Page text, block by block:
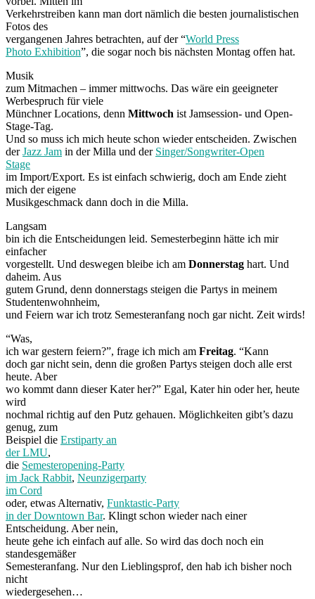
Verkehrstreiben kann man dort nämlich die besten journalistischen
Fotos des
vergangenen Jahres betrachten, auf der “World Press
Photo Exhibition”, die sogar noch bis nächsten Montag offen hat.
Musik
zum Mitmachen – immer mittwochs. Das wäre ein geeigneter
Werbespruch für viele
Münchner Locations, denn Mittwoch ist Jamsession- und Open-
Stage-Tag.
Und so muss ich mich heute schon wieder entscheiden. Zwischen
derJazz Jam in der Milla und der Singer/Songwriter-Open
Stage
im Import/Export. Es ist einfach schwierig, doch am Ende zieht
mich der eigene
Musikgeschmack dann doch in die Milla.
Langsam
bin ich die Entscheidungen leid. Semesterbeginn hätte ich mir
einfacher
vorgestellt. Und deswegen bleibe ich am Donnerstag hart. Und
daheim. Aus
gutem Grund, denn donnerstags steigen die Partys in meinem
Studentenwohnheim,
und Feiern war ich trotz Semesteranfang noch gar nicht. Zeit wirds!
“Was,
ich war gestern feiern?”, frage ich mich am Freitag. “Kann
doch gar nicht sein, denn die großen Partys steigen doch alle erst
heute. Aber
wo kommt dann dieser Kater her?” Egal, Kater hin oder her, heute
wird
nochmal richtig auf den Putz gehauen. Möglichkeiten gibt’s dazu
genug, zum
Beispiel die Erstiparty an
der LMU,
die Semesteropening-Party
im Jack Rabbit, Neunzigerparty
im Cord
oder, etwas Alternativ, Funktastic-Party
in der Downtown Bar. Klingt schon wieder nach einer
Entscheidung. Aber nein,
heute gehe ich einfach auf alle. So wird das doch noch ein
standesgemäßer
Semesteranfang. Nur den Lieblingsprof, den hab ich bisher noch
nicht
wiedergesehen…